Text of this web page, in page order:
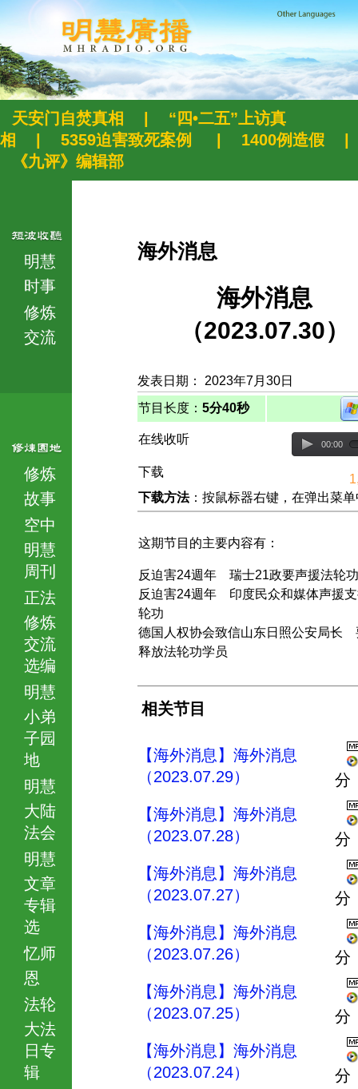
天安门自焚真相
“四•二五”上访真
相
5359迫害致死案例 1400例造假
《九评》编辑部
明慧
时事
修炼
交流
修炼
故事
空中
明慧
周刊
正法
修炼
交流
选编
明慧
小弟
子园
地
明慧
大陆
法会
明慧
文章
专辑
选
忆师
恩
法轮
大法
日专
辑
海外消息
海外消息
（2023.07.30）
发表日期： 2023年7月30日
节目长度： 5分40秒
在线收听 00:00
下载
下载方法：按鼠标器右键，在弹出菜
这期节目的主要内容有：
反迫害24週年 瑞士21政要声援法轮功
反迫害24週年 印度民众和媒体声援
轮功
德国人权协会致信山东日照公安局长
释放法轮功学员
相关节目
【海外消息】海外消息
（2023.07.29）
分
【海外消息】海外消息
（2023.07.28）
分
【海外消息】海外消息
（2023.07.27）
分
【海外消息】海外消息
（2023.07.26）
分
【海外消息】海外消息
（2023.07.25）
分
【海外消息】海外消息
（2023.07.24）
分